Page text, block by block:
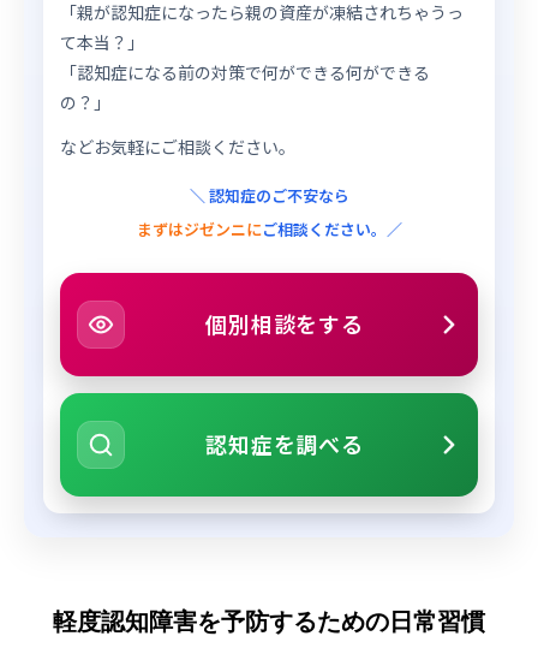
「親が認知症になったら親の資産が凍結されちゃうっ
て本当？」
「認知症になる前の対策で何ができる何ができる
の？」
などお気軽にご相談ください。
＼ 認知症のご不安なら
まずはジゼンニにご相談ください。／
個別相談をする
認知症を調べる
軽度認知障害を予防するための日常習慣